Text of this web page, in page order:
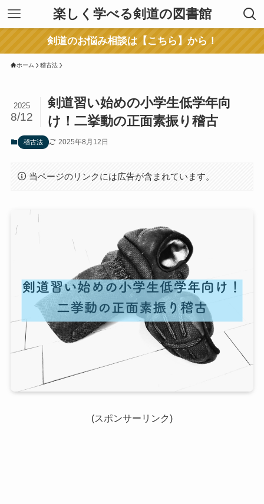
楽しく学べる剣道の図書館
剣道のお悩み相談は【こちら】から！
ホーム 稽古法
剣道習い始めの小学生低学年向
け！二挙動の正面素振り稽古
2025
8/12
稽古法 2025年8月12日
当ページのリンクには広告が含まれています。
(スポンサーリンク)